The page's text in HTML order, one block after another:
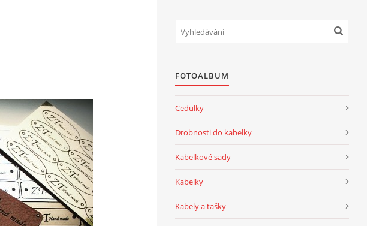
FOTOALBUM
Cedulky
Drobnosti do kabelky
Kabelkové sady
Kabelky
Kabely a tašky